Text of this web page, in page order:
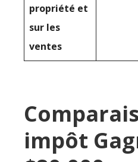
propriété et
sur les
ventes
impôt